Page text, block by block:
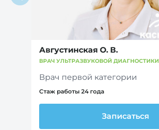
Августинская О. В.
ВРАЧ УЛЬТРАЗВУКОВОЙ ДИАГНОСТИКИ
Врач первой категории
Стаж работы 24 года
Записаться